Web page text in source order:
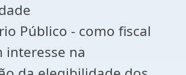
Público - como fiscal
interesse na